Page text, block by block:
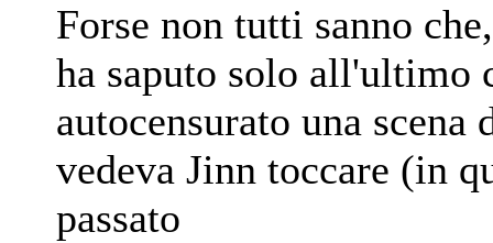
Forse non tutti sanno
ha saputo solo all'ultimo
autocensurato una
vedeva Jinn toccare (in
passato